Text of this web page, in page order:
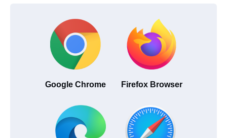
Google Chrome Firefox Browser